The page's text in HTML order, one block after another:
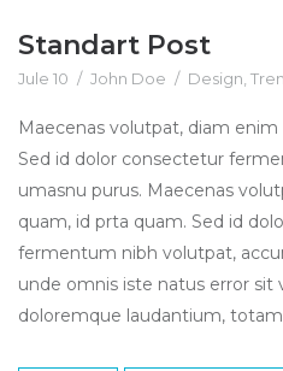
Standart Post
Jule 10 / John Doe / Design
Maecenas volutpat, diam
Sed id dolor consectetur
umasnu purus. Maecenas
quam, id prta quam. Sed id
fermentum nibh volutpat,
unde omnis iste natus error
doloremque laudantium,